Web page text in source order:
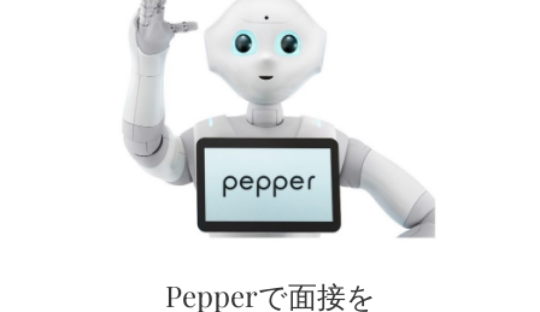
Pepperで面接を